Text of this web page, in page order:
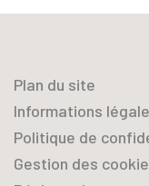
Plan du site
Informations
Politique de
Gestion des